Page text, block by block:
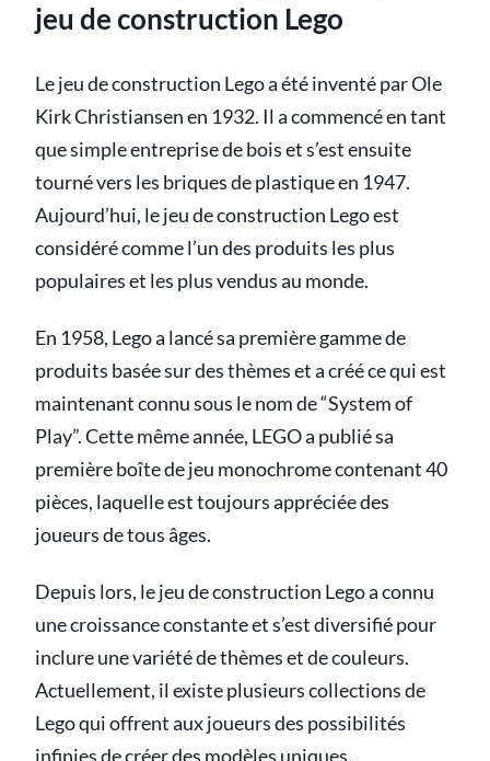
jeu de construction Lego
Le jeu de construction Lego a été inventé par Ole
Kirk Christiansen en 1932. Il a commencé en tant
que simple entreprise de bois et s’est ensuite
tourné vers les briques de plastique en 1947.
Aujourd’hui, le jeu de construction Lego est
considéré comme l’un des produits les plus
populaires et les plus vendus au monde.
En 1958, Lego a lancé sa première gamme de
produits basée sur des thèmes et a créé ce qui est
maintenant connu sous le nom de “System of
Play”. Cette même année, LEGO a publié sa
première boîte de jeu monochrome contenant 40
pièces, laquelle est toujours appréciée des
joueurs de tous âges.
Depuis lors, le jeu de construction Lego a connu
une croissance constante et s’est diversifié pour
inclure une variété de thèmes et de couleurs.
Actuellement, il existe plusieurs collections de
Lego qui offrent aux joueurs des possibilités
infinies de créer des modèles uniques.